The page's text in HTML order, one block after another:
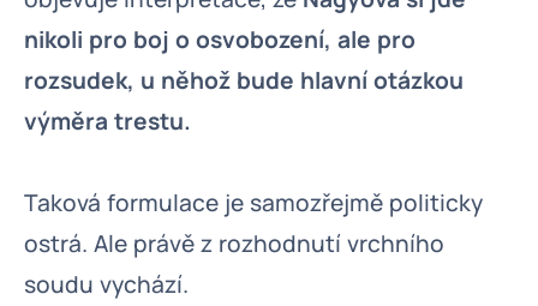
nikoli pro boj o osvobození, ale pro
rozsudek, u něhož bude hlavní otázkou
výměra trestu.
Taková formulace je samozřejmě politicky
ostrá. Ale právě z rozhodnutí vrchního
soudu vychází.